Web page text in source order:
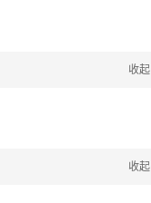
收起
收起